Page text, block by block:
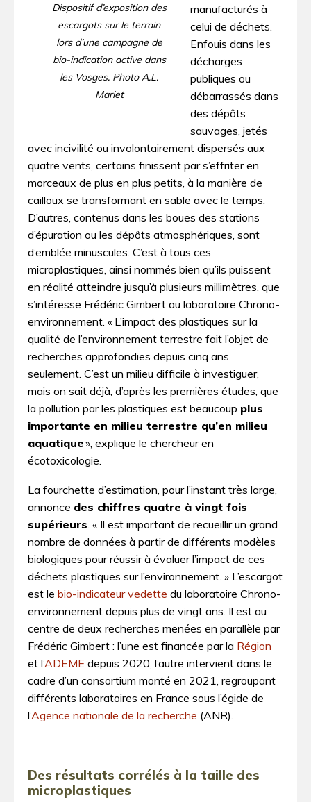
Dispositif d’exposition des
escargots sur le terrain
lors d’une campagne de
bio-indication active dans
les Vosges. Photo A.L.
Mariet
manufacturés à
celui de déchets.
Enfouis dans les
décharges
publiques ou
débarrassés dans
des dépôts
sauvages, jetés
avec incivilité ou involontairement dispersés aux
quatre vents, certains finissent par s’effriter en
morceaux de plus en plus petits, à la manière de
cailloux se transformant en sable avec le temps.
D’autres, contenus dans les boues des stations
d’épuration ou les dépôts atmosphériques, sont
d’emblée minuscules. C’est à tous ces
microplastiques, ainsi nommés bien qu’ils puissent
en réalité atteindre jusqu’à plusieurs millimètres, que
s’intéresse Frédéric Gimbert au laboratoire Chrono-
environnement. « L’impact des plastiques sur la
qualité de l’environnement terrestre fait l’objet de
recherches approfondies depuis cinq ans
seulement. C’est un milieu difficile à investiguer,
mais on sait déjà, d’après les premières études, que
la pollution par les plastiques est beaucoup plus
importante en milieu terrestre qu’en milieu
aquatique», explique le chercheur en
écotoxicologie.
La fourchette d’estimation, pour l’instant très large,
annonce des chiffres quatre à vingt fois
supérieurs. « Il est important de recueillir un grand
nombre de données à partir de différents modèles
biologiques pour réussir à évaluer l’impact de ces
déchets plastiques sur l’environnement. » L’escargot
est le bio-indicateur vedette du laboratoire Chrono-
environnement depuis plus de vingt ans. Il est au
centre de deux recherches menées en parallèle par
Frédéric Gimbert : l’une est financée par la Région
et l’ADEME depuis 2020, l’autre intervient dans le
cadre d’un consortium monté en 2021, regroupant
différents laboratoires en France sous l’égide de
l’Agence nationale de la recherche (ANR).
Des résultats corrélés à la taille des
microplastiques